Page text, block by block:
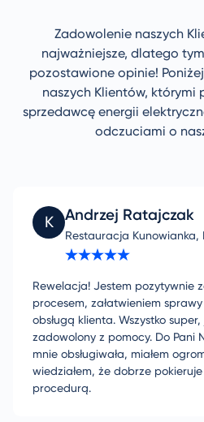
Zadowolenie naszych
najważniejsze, dlatego
pozostawione opinie!
naszych Klientów, którymi
sprzedawcę energii
odczuciami o
K Andrzej Ratajczak
Restauracja Kunowianka,
Rewelacja! Jestem pozytywnie
procesem, załatwieniem
obsługą klienta. Wszystko super,
zadowolony z pomocy. Do Pani
mnie obsługiwała, miałem
wiedziałem, że dobrze
procedurą.